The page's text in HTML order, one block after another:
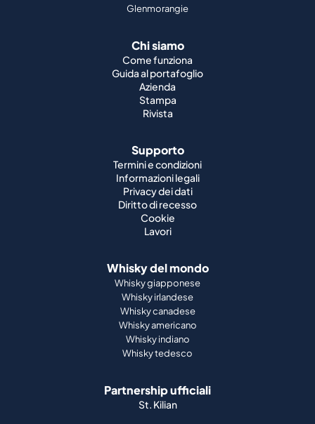
Guida al portafoglio
Azienda
Rivista
Supporto
Termini e condizioni
Informazioni legali
Privacy dei dati
Cookie
Lavori
Whisky del mondo
Whisky giapponese
Whisky irlandese
Whisky indiano
Whisky tedesco
Partnership ufficiali
St. Kilian